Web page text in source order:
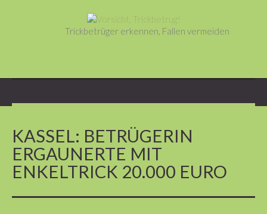
Trickbetrüger erkennen, Fallen vermeiden
KASSEL: BETRÜGERIN
ERGAUNERTE MIT
ENKELTRICK 20.000 EURO